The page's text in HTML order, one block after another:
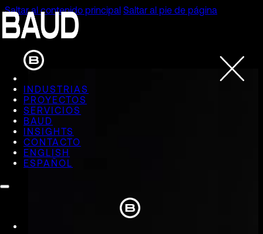
Saltar al contenido principal Saltar al pie de página
INDUSTRIAS
PROYECTOS
SERVICIOS
BAUD
INSIGHTS
CONTACTO
ENGLISH
ESPAÑOL